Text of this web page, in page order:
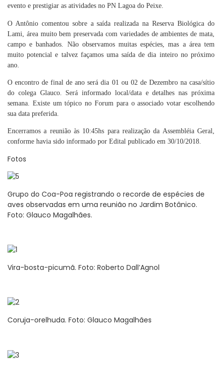
evento e prestigiar as atividades no PN Lagoa do Peixe.
O Antônio comentou sobre a saída realizada na Reserva Biológica do
Lami, área muito bem preservada com variedades de ambientes de mata,
campo e banhados. Não observamos muitas espécies, mas a área tem
muito potencial e talvez façamos uma saída de dia inteiro no próximo
ano.
O encontro de final de ano será dia 01 ou 02 de Dezembro na casa/sítio
do colega Glauco. Será informado local/data e detalhes nas próxima
semana. Existe um tópico no Forum para o associado votar escolhendo
sua data preferida.
Encerramos a reunião às 10:45hs para realização da Assembléia Geral,
conforme havia sido informado por Edital publicado em 30/10/2018.
Fotos
Grupo do Coa-Poa registrando o recorde de espécies de
aves observadas em uma reunião no Jardim Botânico.
Foto: Glauco Magalhães.
Vira-bosta-picumã. Foto: Roberto Dall’Agnol
Coruja-orelhuda. Foto: Glauco Magalhães